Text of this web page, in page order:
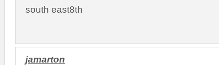
south east8th
jamarton